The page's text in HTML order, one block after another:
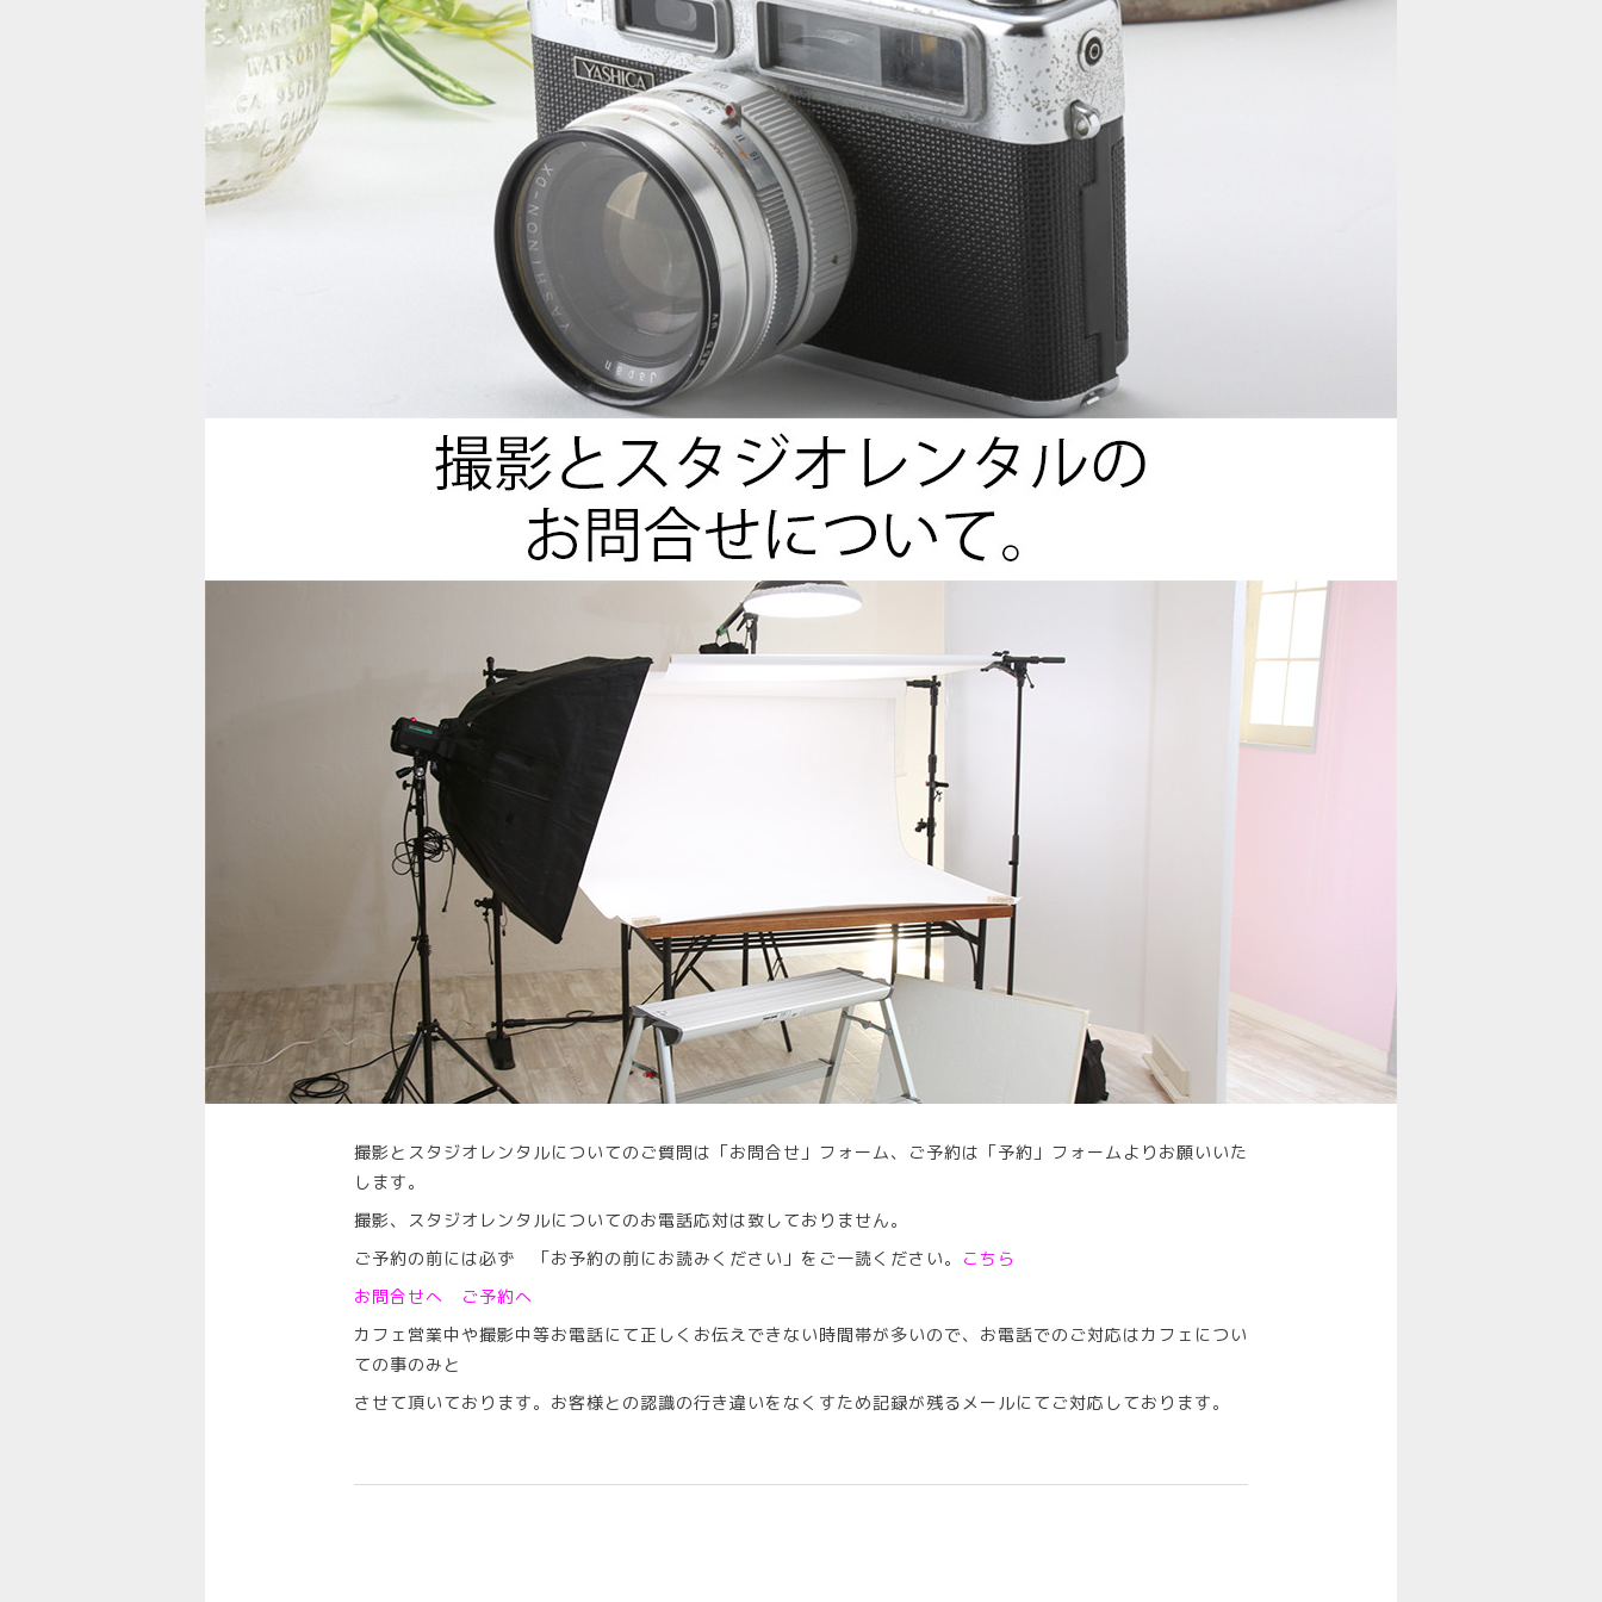
撮影とスタジオレンタルについてのご質問は「お問合せ」フォーム、ご予約は「予約」フォームよりお願いいた
します。
撮影、スタジオレンタルについてのお電話応対は致しておりません。
ご予約の前には必ず 「お予約の前にお読みください」をご一読ください。
こちら
お問合せへ
ご予約へ
カフェ営業中や撮影中等お電話にて正しくお伝えできない時間帯が多いので、お電話でのご対応はカフェについ
ての事のみと
させて頂いております。お客様との認識の行き違いをなくすため記録が残るメールにてご対応しております。